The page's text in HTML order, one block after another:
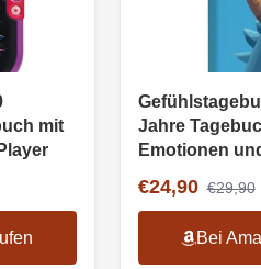
mit
Jahre Tagebuch für
Emotionen
€24,90 €29,90
Bei